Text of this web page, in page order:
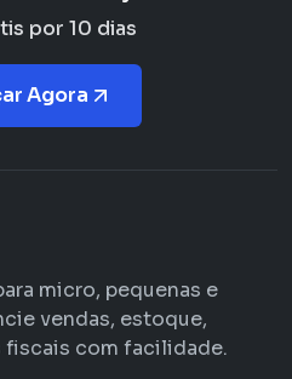
por 10 dias
Agora
micro, pequenas e
vendas, estoque,
com facilidade.